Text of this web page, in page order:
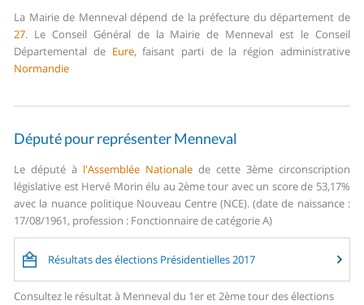
La Mairie de Menneval dépend de la préfecture du département de
27. Le Conseil Général de la Mairie de Menneval est le Conseil
Départemental de Eure, faisant parti de la région administrative
Normandie
Député pour représenter Menneval
Le député à l'Assemblée Nationale de cette 3ème circonscription
législative est Hervé Morin élu au 2ème tour avec un score de 53,17%
avec la nuance politique Nouveau Centre (NCE). (date de naissance :
17/08/1961, profession : Fonctionnaire de catégorie A)
Résultats des élections Présidentielles 2017
Consultez le résultat à Menneval du 1er et 2ème tour des élections